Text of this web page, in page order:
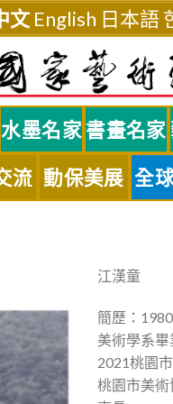
文 English 日本語
水墨名家 書畫名家
流 動保美展 全
江漢童
簡歷：
美術學系
2021桃園
桃園市美